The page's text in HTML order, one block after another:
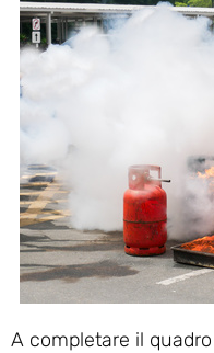
A completare il